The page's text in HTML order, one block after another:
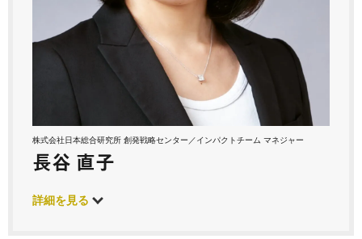
株式会社日本総合研究所 創発戦略センター／インパクトチーム マネジャー
長谷 直子
詳細を見る